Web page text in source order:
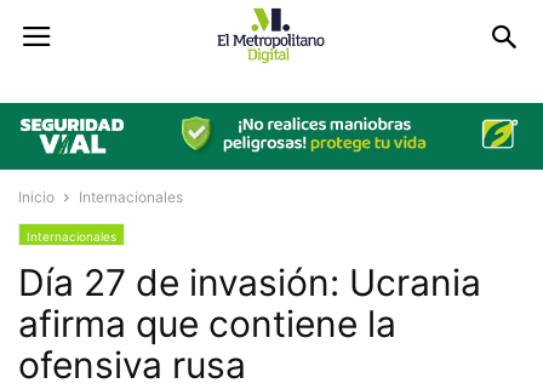
Inicio Internacionales
Internacionales
Día 27 de invasión: Ucrania
afirma que contiene la
ofensiva rusa